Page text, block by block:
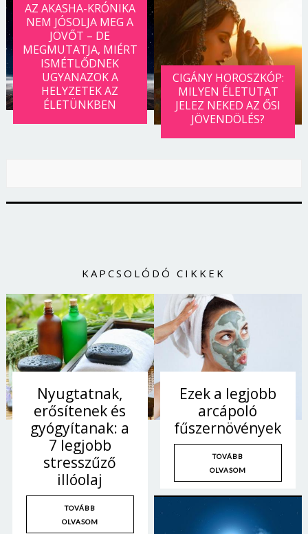
AZ AKASHA-KRÓNIKA
NEM JÓSOLJA MEG A
JÖVŐT – DE
MEGMUTATJA, MIÉRT
ISMÉTLŐDNEK
UGYANAZOK A
HELYZETEK AZ
ÉLETÜNKBEN
CIGÁNY HOROSZKÓP:
MILYEN ÉLETUTAT
JELEZ NEKED AZ ŐSI
JÖVENDÖLÉS?
KAPCSOLÓDÓ CIKKEK
Nyugtatnak,
erősítenek és
gyógyítanak: a
7 legjobb
stresszűző
illóolaj
TOVÁBB
OLVASOM
Ezek a legjobb
arcápoló
fűszernövények
TOVÁBB
OLVASOM
Borsonline bejelentkezés
E-mail cím vagy felhasználónév